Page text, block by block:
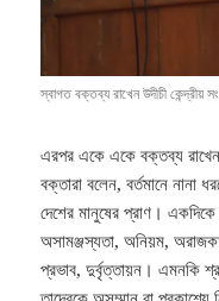
স্বাগত বক্তব্য রাখেন উদীচী কেন্দ্রীয়
এরপর একে একে বক্তব্য
বক্তারা বলেন, বর্তমানে নানা
দেশের মানুষের প্রাণ।
অসামঞ্জস্যতা, অনিয়ম,
প্রভাব, দুর্বৃত্তায়ন। এমনকি